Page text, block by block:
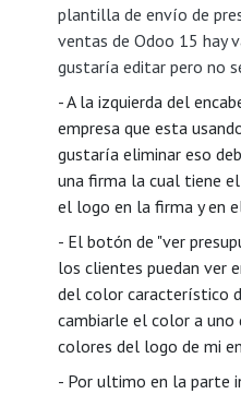
plantilla de envío de
ventas de Odoo 15 hay
gustaría editar pero no
- A la izquierda del
empresa que esta
gustaría eliminar eso
una firma la cual tiene
el logo en la firma y en
- El botón de "ver
los clientes puedan ver
del color característico
cambiarle el color a uno
colores del logo de mi
- Por ultimo en la parte